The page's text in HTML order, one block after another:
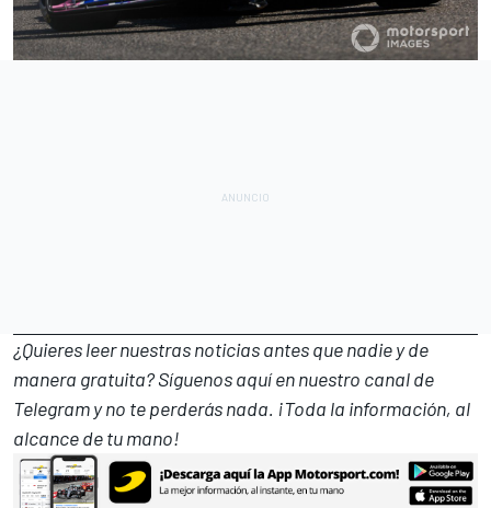
¿Quieres leer nuestras noticias antes que nadie y de
manera gratuita? Síguenosaquí en nuestro canal de
Telegramy no te perderás nada. ¡Toda la información, al
alcance de tu mano!